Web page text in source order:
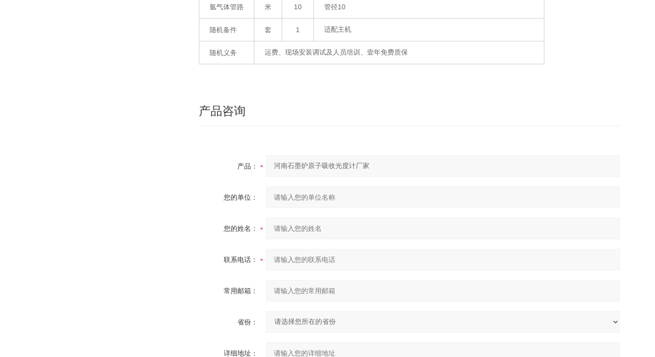
氩气体管路 米 10 管径10
随机备件 套 1 适配主机
随机义务 运费、现场安装调试及人员培训、壹年免费质保
产品咨询
产品：
您的单位：
您的姓名：
联系电话：
常用邮箱：
省份：
详细地址：